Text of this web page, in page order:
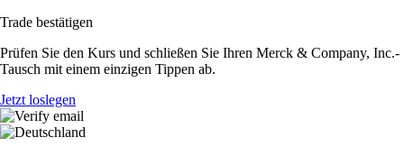
Trade bestätigen
Prüfen Sie den Kurs und schließen Sie Ihren Merck & Company, Inc.-
Tausch mit einem einzigen Tippen ab.
Jetzt loslegen